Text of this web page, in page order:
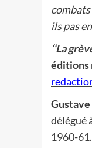
ils pas
‘‘La
éditions
Gustave
délégué
1960-61.